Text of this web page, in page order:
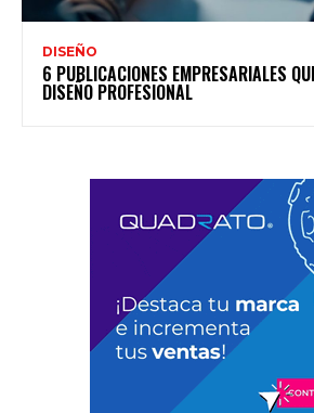
DISEÑO
6 PUBLICACIONES EMPRESARIALES
DISEÑO PROFESIONAL